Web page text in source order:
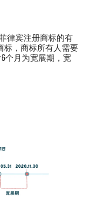
律宾注册商标的有
标，商标所有人需要
个月为宽展期，宽